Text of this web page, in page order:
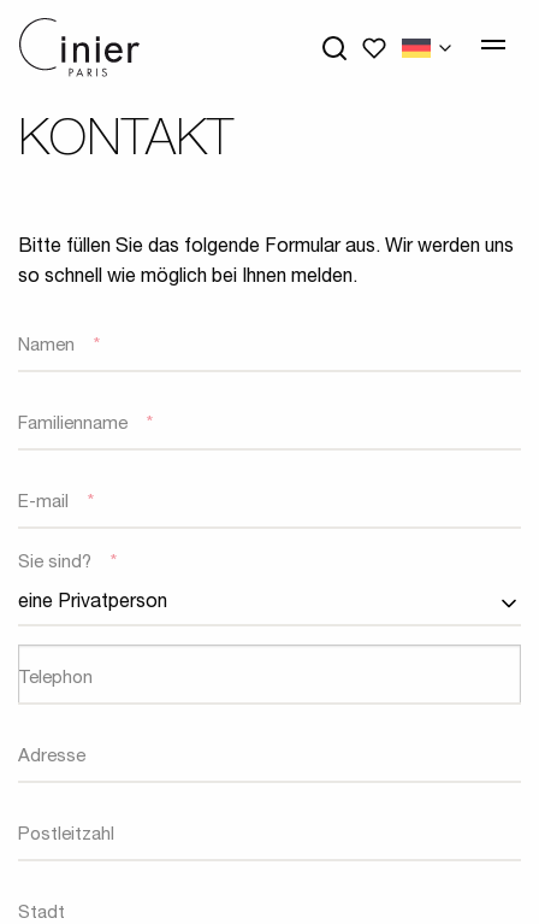
My wishlists
KONTAKT
Bitte füllen Sie das folgende Formular aus. Wir werden uns
so schnell wie möglich bei Ihnen melden.
Namen *
Familienname *
E-mail *
Sie sind? *
Telephon
Adresse
Postleitzahl
Stadt